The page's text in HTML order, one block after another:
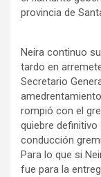
provincia de
Neira continuo
tardo en
Secretario
rompió con el
quiebre
conducción
Para lo que si
fue para la